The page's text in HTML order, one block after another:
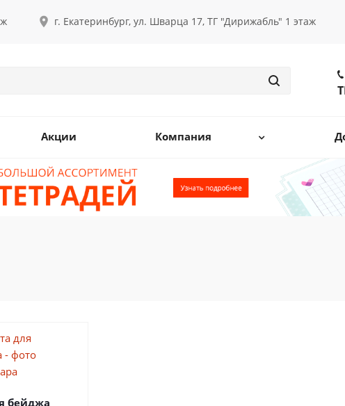
г. Екатеринбург, ул. Шварца 17, ТГ "Дирижабль" 1 этаж
Акции Компания
бейджа